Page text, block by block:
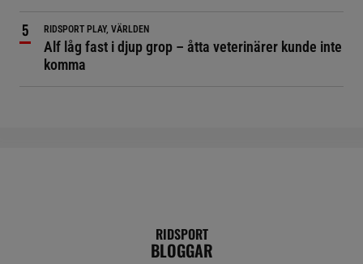
RIDSPORT PLAY, VÄRLDEN
Alf låg fast i djup grop – åtta veterinärer kunde inte
komma
RIDSPORT
BLOGGAR